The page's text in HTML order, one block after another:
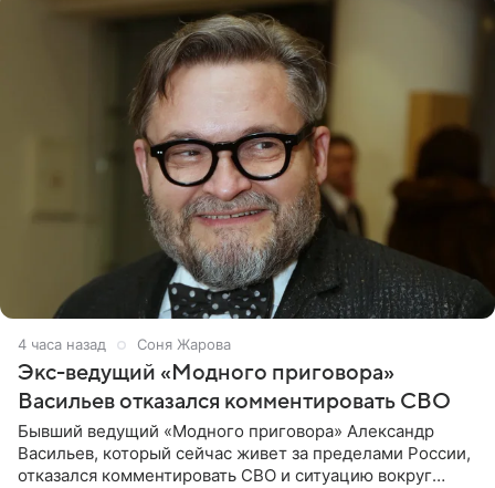
4 часа назад Соня Жарова
Экс-ведущий «Модного приговора»
Васильев отказался комментировать СВО
Бывший ведущий «Модного приговора» Александр
Васильев, который сейчас живет за пределами России,
отказался комментировать СВО и ситуацию вокруг